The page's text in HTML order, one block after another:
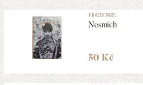
JIRÁSEK PAVEL
Nesmích
50 Kč